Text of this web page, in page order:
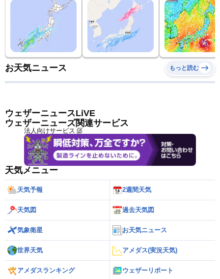
お天気ニュース もっと読む
ウェザーニュースLiVE
ウェザーニューズ関連サービス
法人向けサービス
天気メニュー
天気予報 2週間天気
天気図 過去天気図
気象衛星 お天気ニュース
世界天気 アメダス(実況天気)
アメダスランキング ウェザーリポート